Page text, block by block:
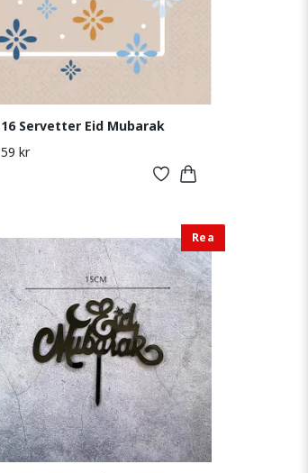
16 Servetter Eid Mubarak
59 kr
Rea